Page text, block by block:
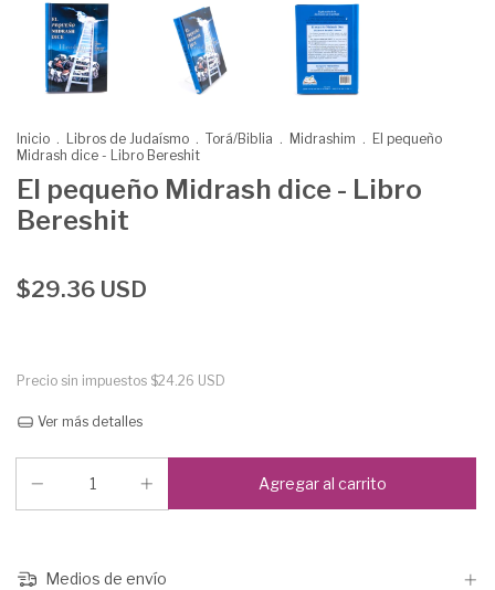
Inicio . Libros de Judaísmo . Torá/Biblia . Midrashim . El pequeño
Midrash dice - Libro Bereshit
El pequeño Midrash dice - Libro
Bereshit
$29.36 USD
Precio sin impuestos $24.26 USD
Ver más detalles
Medios de envío